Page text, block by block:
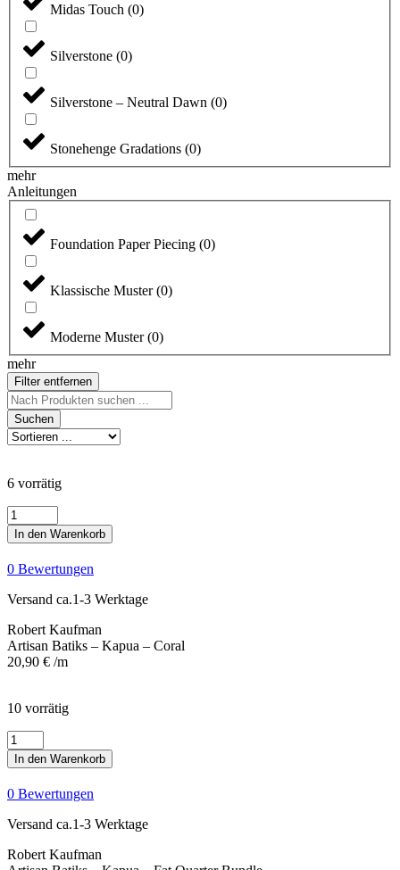
Midas Touch (0)
Silverstone (0)
Silverstone – Neutral Dawn (0)
Stonehenge Gradations (0)
mehr
Anleitungen
Foundation Paper Piecing (0)
Klassische Muster (0)
Moderne Muster (0)
mehr
Filter entfernen
Search
...Suchen
6 vorrätig
Artisan
Batiks
-
Kapua
-
Coral
Menge
In den Warenkorb
0 Bewertungen
Versand ca.1-3 Werktage
Robert Kaufman
Artisan Batiks – Kapua – Coral
20,90 € /m
10 vorrätig
Artisan
Batiks
-
Kapua
-
Fat
Quarter
Bundle
Menge
In den Warenkorb
0 Bewertungen
Versand ca.1-3 Werktage
Robert Kaufman